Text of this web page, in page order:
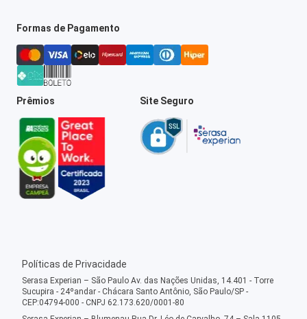
Formas de Pagamento
Prêmios Site Seguro
Políticas de Privacidade
Serasa Experian – São Paulo Av. das Nações Unidas, 14.401 - Torre
Sucupira - 24ºandar - Chácara Santo Antônio, São Paulo/SP -
CEP:04794-000 - CNPJ 62.173.620/0001-80